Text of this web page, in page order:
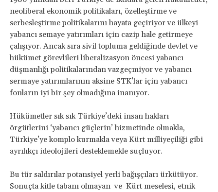
neoliberal ekonomik politikaları, özelleştirme ve
serbesleştirme politikalarını hayata geçiriyor ve ülkeyi
yabancı semaye yatırımları için cazip hale getirmeye
çalışıyor. Ancak sıra sivil topluma geldiğinde devlet ve
hükümet görevlileri liberalizasyon öncesi yabancı
düşmanlığı politikalarından vazgeçmiyor ve yabancı
sermaye yatırımlarının aksine STK’lar için yabancı
fonların iyi bir şey olmadığına inanıyor.
Hükümetler sık sık Türkiye’deki insan hakları
örgütlerini ‘yabancı güçlerin’ hizmetinde olmakla,
Türkiye’ye komplo kurmakla veya Kürt milliyeçiliği gibi
ayrılıkçı ideolojileri desteklemekle suçluyor.
Bu tür saldırılar potansiyel yerli bağışçıları ürkütüyor.
Sonuçta kitle tabanı olmayan ve Kürt meselesi, etnik